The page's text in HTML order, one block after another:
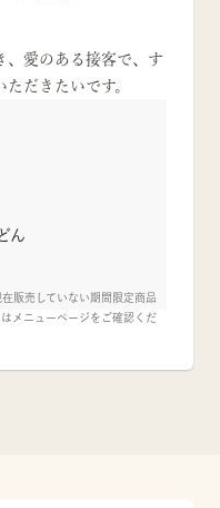
、愛のある接客で、す
だきたいです。
ん
販売していない期間限定商品
メニューページをご確認くだ